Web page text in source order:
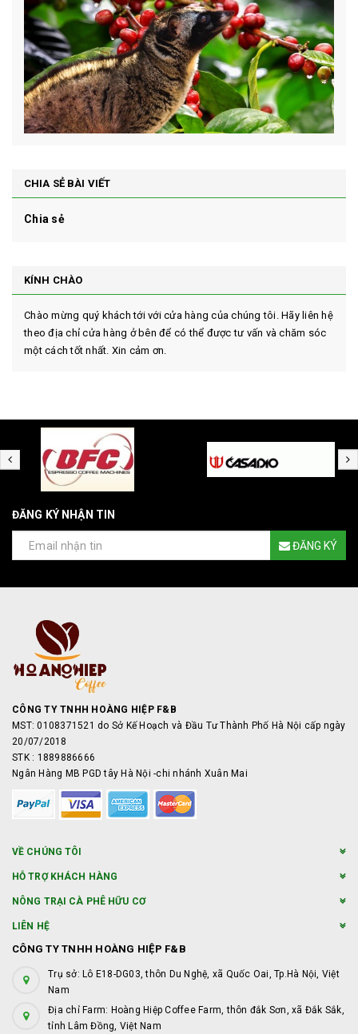
CHIA SẺ BÀI VIẾT
Chia sẻ
KÍNH CHÀO
Chào mừng quý khách tới với cửa hàng của chúng tôi. Hãy liên hệ
theo địa chỉ cửa hàng ở bên để có thể được tư vấn và chăm sóc
một cách tốt nhất. Xin cảm ơn.
ĐĂNG KÝ NHẬN TIN
ĐĂNG KÝ
CÔNG TY TNHH HOÀNG HIỆP F&B
MST: 0108371521 do Sở Kế Hoạch và Đầu Tư Thành Phố Hà Nội cấp ngày
20/07/2018
STK : 1889886666
Ngân Hàng MB PGD tây Hà Nội -chi nhánh Xuân Mai
VỀ CHÚNG TÔI
HỖ TRỢ KHÁCH HÀNG
NÔNG TRẠI CÀ PHÊ HỮU CƠ
LIÊN HỆ
CÔNG TY TNHH HOÀNG HIỆP F&B
Trụ sở: Lô E18-DG03, thôn Du Nghệ, xã Quốc Oai, Tp.Hà Nội, Việt
Nam
Địa chỉ Farm: Hoàng Hiệp Coffee Farm, thôn đắk Sơn, xã Đắk Sắk,
tỉnh Lâm Đồng, Việt Nam